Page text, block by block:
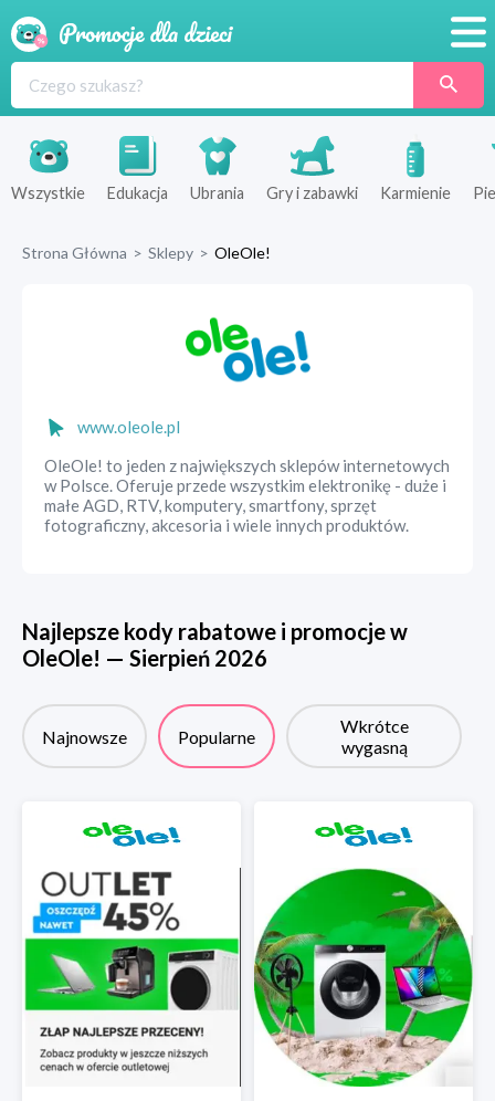
Produkty
Sklepy
Wszystkie Edukacja Ubrania Gry i zabawki Karmienie
Strona Główna > Sklepy > OleOle!
www.oleole.pl
OleOle! to jeden z największych sklepów internetowych
w Polsce. Oferuje przede wszystkim elektronikę - duże i
małe AGD, RTV, komputery, smartfony, sprzęt
fotograficzny, akcesoria i wiele innych produktów.
Najlepsze kody rabatowe i promocje w
OleOle! — Sierpień 2026
Najnowsze Popularne
Wkrótce
wygasną